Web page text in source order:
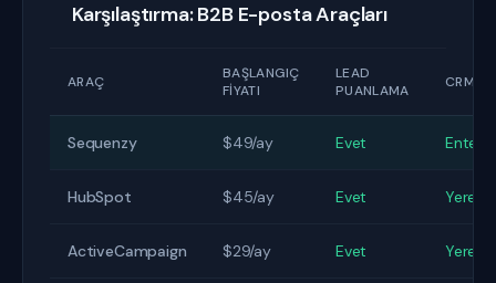
Karşılaştırma: B2B E-posta Araçları
ARAÇ
BAŞLANGIÇ
FIYATI
LEAD
PUANLAMA
CRM
Sequenzy $49/ay Evet
HubSpot $45/ay Evet Yerel
ActiveCampaign $29/ay Evet Yerel